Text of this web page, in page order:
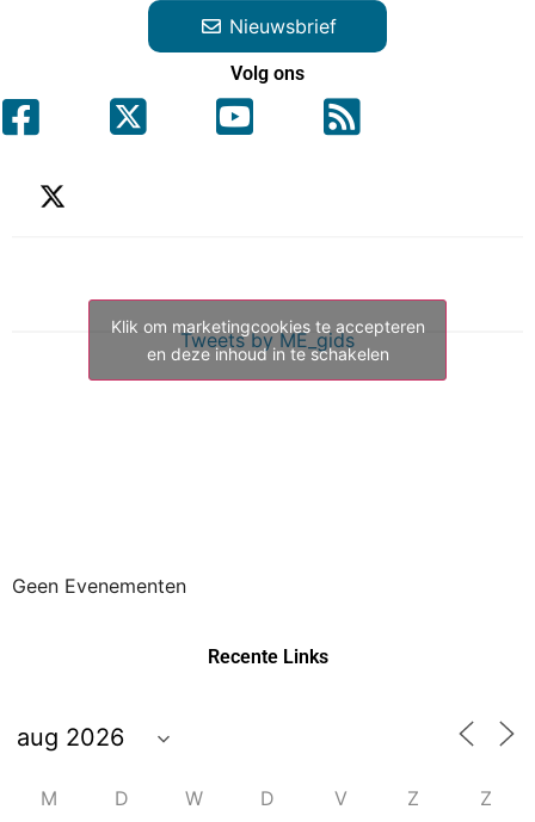
Nieuwsbrief
Volg ons
Tweets by ME_gids
Klik om marketingcookies te accepteren
en deze inhoud in te schakelen
Geen Evenementen
Recente Links
M D W D V Z Z